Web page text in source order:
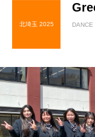
北埼玉 2025 DANCE